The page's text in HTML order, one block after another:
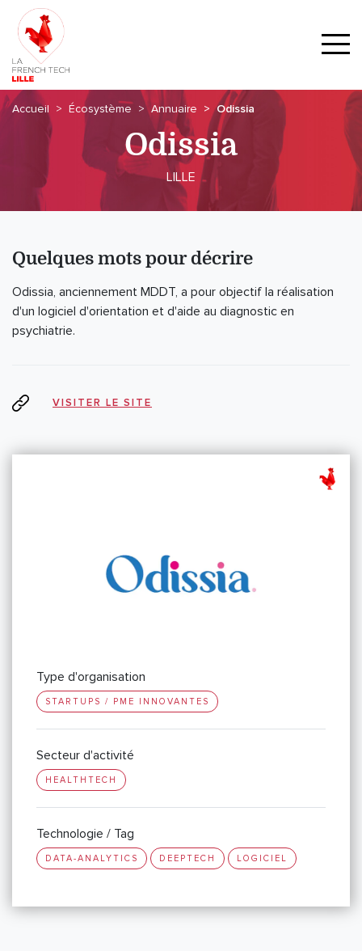
Accueil Écosystème Annuaire Odissia
Odissia
LILLE
Quelques mots pour décrire
Odissia, anciennement MDDT, a pour objectif la réalisation
d'un logiciel d'orientation et d'aide au diagnostic en
psychiatrie.
VISITER LE SITE
Type d'organisation
STARTUPS / PME INNOVANTES
Secteur d'activité
HEALTHTECH
Technologie / Tag
DATA-ANALYTICS DEEPTECH LOGICIEL